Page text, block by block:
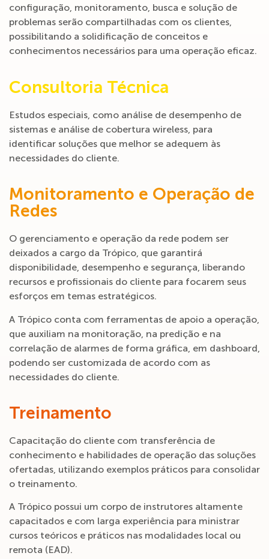
configuração, monitoramento, busca e solução de
problemas serão compartilhadas com os clientes,
possibilitando a solidificação de conceitos e
conhecimentos necessários para uma operação eficaz.
Consultoria Técnica
Estudos especiais, como análise de desempenho de
sistemas e análise de cobertura wireless, para
identificar soluções que melhor se adequem às
necessidades do cliente.
Monitoramento e Operação de
Redes
O gerenciamento e operação da rede podem ser
deixados a cargo da Trópico, que garantirá
disponibilidade, desempenho e segurança, liberando
recursos e profissionais do cliente para focarem seus
esforços em temas estratégicos.
A Trópico conta com ferramentas de apoio a operação,
que auxiliam na monitoração, na predição e na
correlação de alarmes de forma gráfica, em dashboard,
podendo ser customizada de acordo com as
necessidades do cliente.
Treinamento
Capacitação do cliente com transferência de
conhecimento e habilidades de operação das soluções
ofertadas, utilizando exemplos práticos para consolidar
o treinamento.
A Trópico possui um corpo de instrutores altamente
capacitados e com larga experiência para ministrar
cursos teóricos e práticos nas modalidades local ou
remota (EAD).